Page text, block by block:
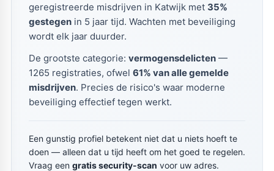
geregistreerde misdrijven in Katwijk met 35%
gestegenin 5 jaar tijd. Wachten met beveiliging
wordt elk jaar duurder.
De grootste categorie: vermogensdelicten—
1265 registraties, ofwel 61% van alle gemelde
misdrijven. Precies de risico's waar moderne
beveiliging effectief tegen werkt.
Een gunstig profiel betekent niet dat u niets hoeft te
doen — alleen dat u tijd heeft om het goed te regelen.
Vraag een gratis security-scan voor uw adres.